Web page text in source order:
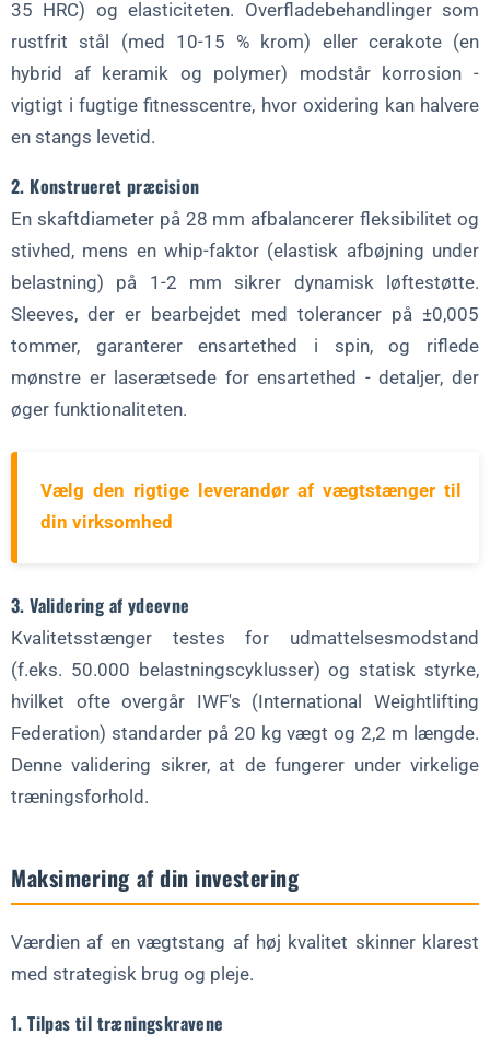
35 HRC) og elasticiteten. Overfladebehandlinger som
rustfrit stål (med 10-15 % krom) eller cerakote (en
hybrid af keramik og polymer) modstår korrosion -
vigtigt i fugtige fitnesscentre, hvor oxidering kan halvere
en stangs levetid.
2. Konstrueret præcision
En skaftdiameter på 28 mm afbalancerer fleksibilitet og
stivhed, mens en whip-faktor (elastisk afbøjning under
belastning) på 1-2 mm sikrer dynamisk løftestøtte.
Sleeves, der er bearbejdet med tolerancer på ±0,005
tommer, garanterer ensartethed i spin, og riflede
mønstre er laserætsede for ensartethed - detaljer, der
øger funktionaliteten.
Vælg den rigtige leverandør af vægtstænger til
din virksomhed
3. Validering af ydeevne
Kvalitetsstænger testes for udmattelsesmodstand
(f.eks. 50.000 belastningscyklusser) og statisk styrke,
hvilket ofte overgår IWF's (International Weightlifting
Federation) standarder på 20 kg vægt og 2,2 m længde.
Denne validering sikrer, at de fungerer under virkelige
træningsforhold.
Maksimering af din investering
Værdien af en vægtstang af høj kvalitet skinner klarest
med strategisk brug og pleje.
1. Tilpas til træningskravene